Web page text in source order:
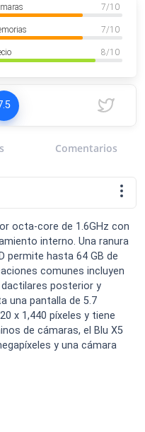
7/ 10
7/ 10
8/ 10
Comentarios
octa-core de 1.6GHz con
interno. Una ranura
permite hasta 64 GB de
comunes incluyen
posterior y
una pantalla de 5.7
x 1,440 píxeles y tiene
de cámaras, el Blu X5
y una cámara
Comparativas
Comparador